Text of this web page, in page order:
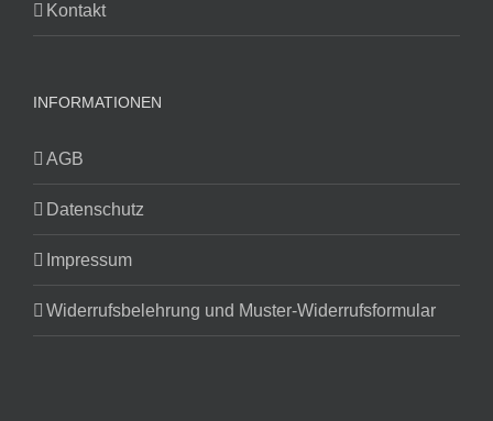
Kontakt
INFORMATIONEN
AGB
Datenschutz
Impressum
Widerrufsbelehrung und Muster-Widerrufsformular